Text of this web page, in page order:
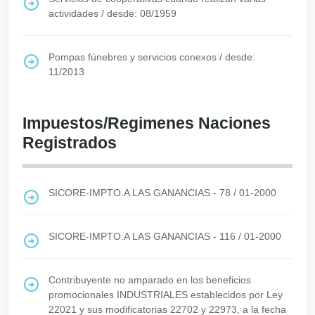
actividades / desde: 08/1959
Pompas fúnebres y servicios conexos / desde:
11/2013
Impuestos/Regimenes Naciones
Registrados
SICORE-IMPTO.A LAS GANANCIAS - 78 / 01-2000
SICORE-IMPTO.A LAS GANANCIAS - 116 / 01-2000
Contribuyente no amparado en los beneficios
promocionales INDUSTRIALES establecidos por Ley
22021 y sus modificatorias 22702 y 22973, a la fecha